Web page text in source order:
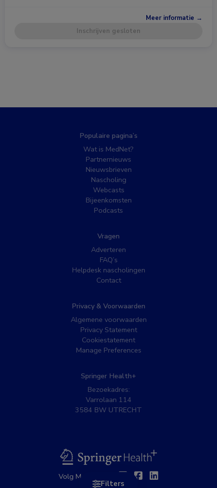
Filters
Meer informatie →
Inschrijven gesloten
Populaire pagina’s
Wat is MedNet?
Partnernieuws
Nieuwsbrieven
Nascholing
Webcasts
Bijeenkomsten
Podcasts
Vragen
Adverteren
FAQ’s
Helpdesk nascholingen
Contact
Privacy & Voorwaarden
Algemene voorwaarden
Privacy Statement
Cookiestatement
Manage Preferences
Springer Health+
Bezoekadres:
Varrolaan 114
3584 BW UTRECHT
BSL
Volg MedNet op: TwitterFacebook
Linkedin